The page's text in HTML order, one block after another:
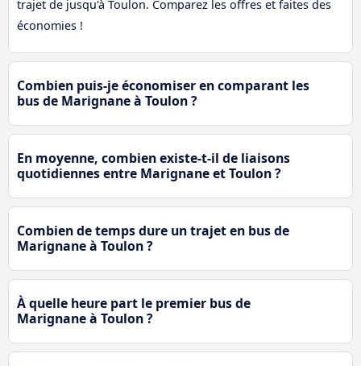
trajet de jusqu'à Toulon. Comparez les offres et faites des
économies !
Combien puis-je économiser en comparant les
bus de Marignane à Toulon ?
En moyenne, combien existe-t-il de liaisons
quotidiennes entre Marignane et Toulon ?
Combien de temps dure un trajet en bus de
Marignane à Toulon ?
À quelle heure part le premier bus de
Marignane à Toulon ?